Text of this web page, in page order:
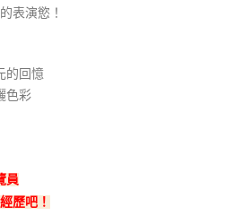
表演慾！
的回憶
色彩
員
歷吧！